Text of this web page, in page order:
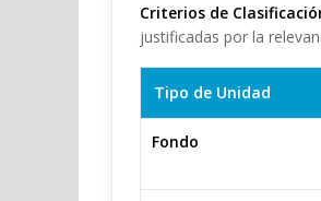
Criterios de
justificadas por la
Tipo de Unidad
Fondo